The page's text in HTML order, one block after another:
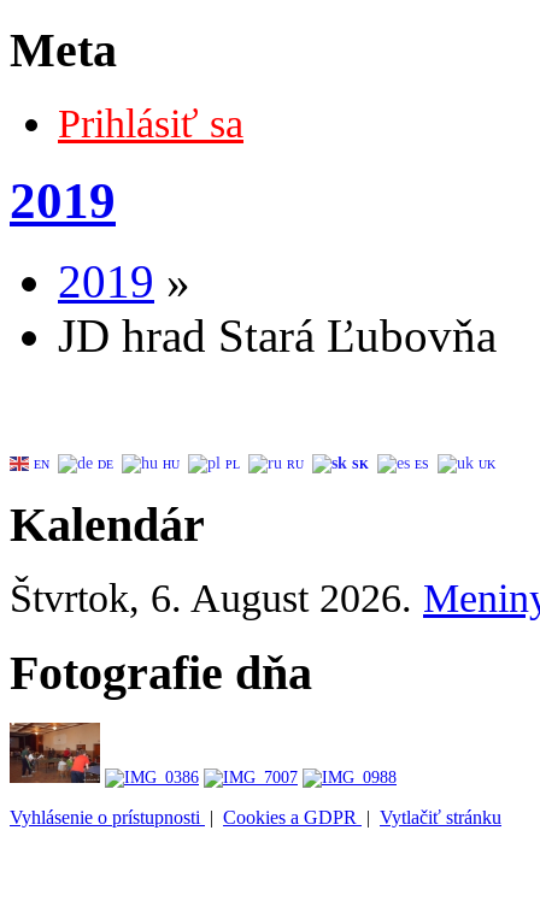
Meta
Prihlásiť sa
2019
2019 »
JD hrad Stará Ľubovňa
EN DE HU PL RU SK ES UK
Kalendár
Štvrtok, 6. August 2026.
Fotografie dňa
Vyhlásenie o prístupnosti | Cookies a GDPR | Vytlačiť stránku